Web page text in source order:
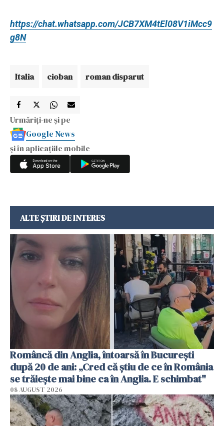
https://chat.whatsapp.com/JCB7XM4tEl08V1iMcc9
g8N
Italia cioban roman disparut
Urmăriți-ne și pe
Google News
și în aplicațiile mobile
ALTE ȘTIRI DE INTERES
Româncă din Anglia, întoarsă în București
după 20 de ani: „Cred că știu de ce în România
se trăiește mai bine ca în Anglia. E schimbat"
08 AUGUST 2026